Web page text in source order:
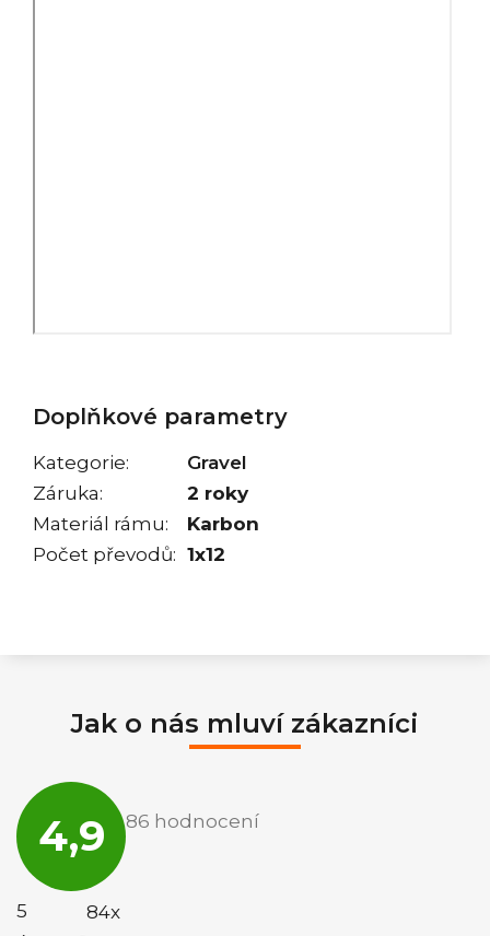
Doplňkové parametry
Kategorie:
Gravel
Záruka:
2 roky
Materiál rámu:
Karbon
Počet převodů: 1x12
Jak o nás mluví zákazníci
4,9
obchodu
je
86 hodnocení
5
84x